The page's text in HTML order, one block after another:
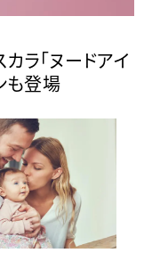
ラ「ヌードアイ
も登場